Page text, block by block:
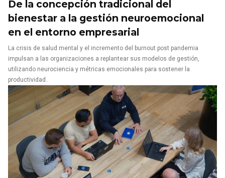
De la concepción tradicional del
bienestar a la gestión neuroemocional
en el entorno empresarial
La crisis de salud mental y el incremento del burnout post pandemia
impulsan a las organizaciones a replantear sus modelos de gestión,
utilizando neurociencia y métricas emocionales para sostener la
productividad.